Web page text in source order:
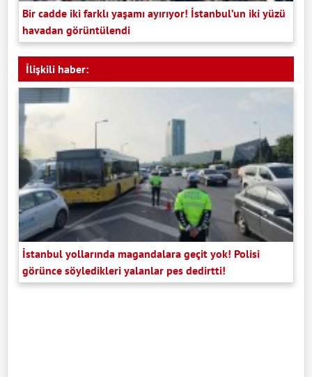
Bir cadde iki farklı yaşamı ayırıyor! İstanbul’un iki yüzü
havadan görüntülendi
İlişkili haber:
İstanbul yollarında magandalara geçit yok! Polisi
görünce söyledikleri yalanlar pes dedirtti!